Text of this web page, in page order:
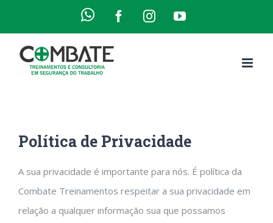
conteúdo
WhatsApp
FacebookInstagramYouTube
Política de Privacidade
A sua privacidade é importante para nós. É política da
Combate Treinamentos respeitar a sua privacidade em
relação a qualquer informação sua que possamos